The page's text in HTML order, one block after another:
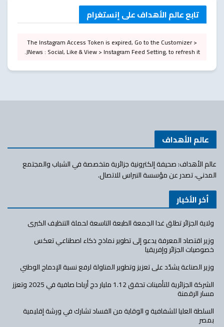
تابع عالم الأهداف على إنستغرام
The Instagram Access Token is expired, Go to the Customizer >
JNews : Social, Like & View > Instagram Feed Setting, to refresh it.
عالم الأهداف
عالم الأهداف: صحيفة إلكترونية جزائرية متخصصة في الشباب والمجتمع
المدني، تصدر عن مؤسسة النبراس للاتصال.
أخر الأخبار
ولاية الجزائر تطلق غدا الجمعة الطبعة التاسعة لحملة التنظيف الكبرى
وزير اقتصاد المعرفة يدعو إلى تطوير نماذج ذكاء اصطناعي تعكس
خصوصيات الجزائر وإفريقيا
وزير الصناعة يشدّد على تعزيز وتطوير المناولة لرفع نسبة الإدماج الوطني
الشركة الجزائرية للتأمينات تحقق 1.12 مليار دج أرباحا صافية في 2025 وتعزز
مسار الرقمنة
السلطة العليا للشفافية و الوقاية من الفساد تشارك في ورشة إقليمية
بمصر